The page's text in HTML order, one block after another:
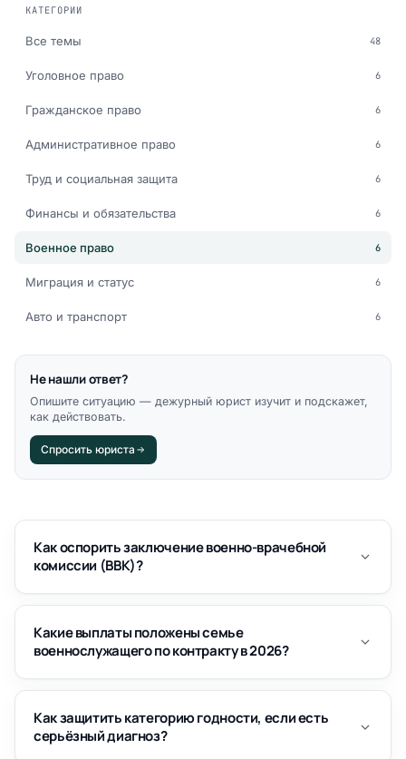
КАТЕГОРИИ
Все темы 48
Уголовное право 6
Гражданское право 6
Административное право 6
Труд и социальная защита 6
Финансы и обязательства 6
Военное право 6
Миграция и статус 6
Авто и транспорт 6
Не нашли ответ?
Опишите ситуацию — дежурный юрист изучит и подскажет,
как действовать.
Спросить юриста
Как оспорить заключение военно-врачебной
комиссии (ВВК)?
Какие выплаты положены семье
военнослужащего по контракту в 2026?
Как защитить категорию годности, если есть
серьёзный диагноз?